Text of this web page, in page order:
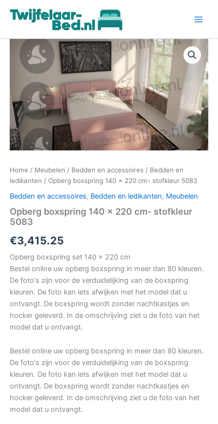
inhoud
Home / Meubelen / Bedden en accessoires / Bedden en
ledikanten / Opberg boxspring 140 x 220 cm- stofkleur 5083
Bedden en accessoires, Bedden en ledikanten, Meubelen
Opberg boxspring 140 x 220 cm- stofkleur
5083
€3,415.25
Opberg boxspring set 140 x 220 cm
Bestel online uw opberg boxspring in meer dan 80 kleuren.
De foto's zijn voor de verduidelijking van de boxspring
kleuren. De foto kan iets afwijken met het model dat u
ontvangt. De boxspring wordt zonder nachtkastjes en
hocker geleverd. In de omschrijving ziet u de foto van het
model dat u ontvangt.
Bestel online uw opberg boxspring in meer dan 80 kleuren.
De foto's zijn voor de verduidelijking van de boxspring
kleuren. De foto kan iets afwijken met het model dat u
ontvangt. De boxspring wordt zonder nachtkastjes en
hocker geleverd. In de omschrijving ziet u de foto van het
model dat u ontvangt.